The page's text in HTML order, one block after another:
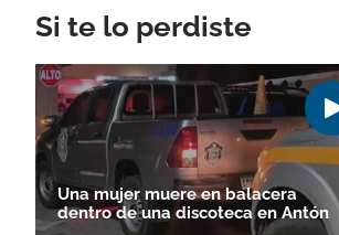
Si te lo perdiste
Una mujer muere en balacera
dentro de una discoteca en Antón